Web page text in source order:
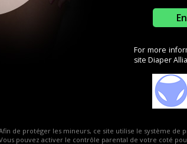
For more
site Diaper
de protéger les mineurs, ce site utilise le système de
pouvez activer le contrôle parental de votre coté